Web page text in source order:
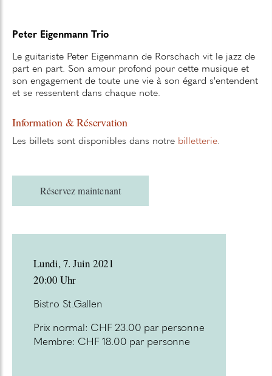
Peter Eigenmann Trio
Le guitariste Peter Eigenmann de Rorschach vit le jazz de
part en part. Son amour profond pour cette musique et
son engagement de toute une vie à son égard s'entendent
et se ressentent dans chaque note.
Information & Réservation
Les billets sont disponibles dans notre billetterie.
Réservez maintenant
Lundi, 7. Juin 2021
20:00 Uhr
Bistro St.Gallen
Prix normal: CHF 23.00 par personne
Membre: CHF 18.00 par personne